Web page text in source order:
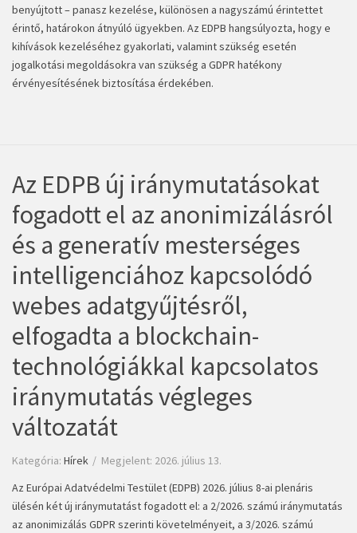
benyújtott – panasz kezelése, különösen a nagyszámú érintettet
érintő, határokon átnyúló ügyekben. Az EDPB hangsúlyozta, hogy e
kihívások kezeléséhez gyakorlati, valamint szükség esetén
jogalkotási megoldásokra van szükség a GDPR hatékony
érvényesítésének biztosítása érdekében.
Az EDPB új iránymutatásokat
fogadott el az anonimizálásról
és a generatív mesterséges
intelligenciához kapcsolódó
webes adatgyűjtésről,
elfogadta a blockchain-
technológiákkal kapcsolatos
iránymutatás végleges
változatát
Kategória: Hírek
Megjelent: 2026. július 13.
Az Európai Adatvédelmi Testület (EDPB) 2026. július 8-ai plenáris
ülésén két új iránymutatást fogadott el: a 2/2026. számú iránymutatás
az anonimizálás GDPR szerinti követelményeit, a 3/2026. számú